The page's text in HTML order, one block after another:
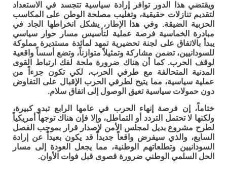
ويقتضي هذا الدور توافر إرادة سياسية تتجسد في الاستعداد
لتقديم تنازلات حقيقية، وتغليب مصلحة الوطن على المكاسب
الحزبية الضيقة. وفي هذا الإطار، يشكل انخراطها الجاد في
مبادرة الخماسية فرصة عملية لتأسيس مسار حوار سياسي
يبدأ بالاتفاق على لجنة تحضيرية تمهد لمائدة مستديرة مملوكة
للسودانيين، تضمن مشاركة وتمثيلاً متوازناً، وتضع أسساً واقعية
لوقف الحرب. كما أن هناك ضرورة ملحة لفك ارتباط القوى
المدنية المتحالفة مع طرفي الحرب، لكي تكون جزءاً من
عملية سياسية، مما يتيح لطرفي الحرب الإقبال على التفاوض
دون حمولات سياسية تعيق الوصول إلى اتفاق سلام.
ختاماً، إن فرصة إنهاء الحرب في عامها الرابع تبدو كبيرة،
ولكنها لا تحتمل التردد أو التماطل، وإلا فإن هناك توجهاً أمريكياً
لطرح مشروع بديل لمجلس الأمن لإصدار قرار بموجب الفصل
السابع، والذي سيفرض واقعاً جديداً قد يكون بعيداً عن إرادة
السودانيين وتطلعاتهم الوطنية، مما يجعل العودة إلى مسار
الحل السلمي الوطني ضرورة قصوى قبل فوات الأوان.